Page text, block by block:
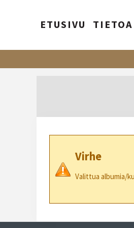
ETUSIVU
Virhe
Valittua albumia/